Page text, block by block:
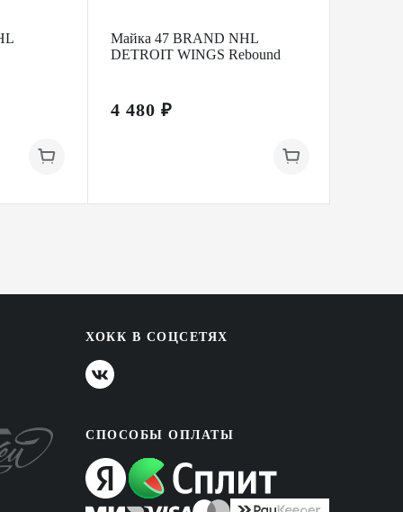
Майка 47 BRAND NHL
DETROIT WINGS Rebound
4 480 ₽
ХОКК В СОЦСЕТЯХ
СПОСОБЫ ОПЛАТЫ